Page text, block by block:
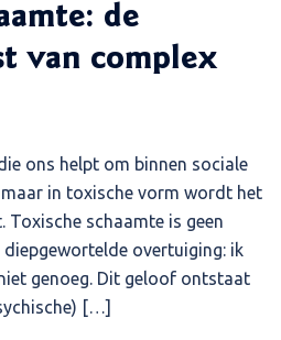
de
van complex
ons helpt om binnen sociale
in toxische vorm wordt het
Toxische schaamte is geen
overtuiging: ik
genoeg. Dit geloof ontstaat
[…]